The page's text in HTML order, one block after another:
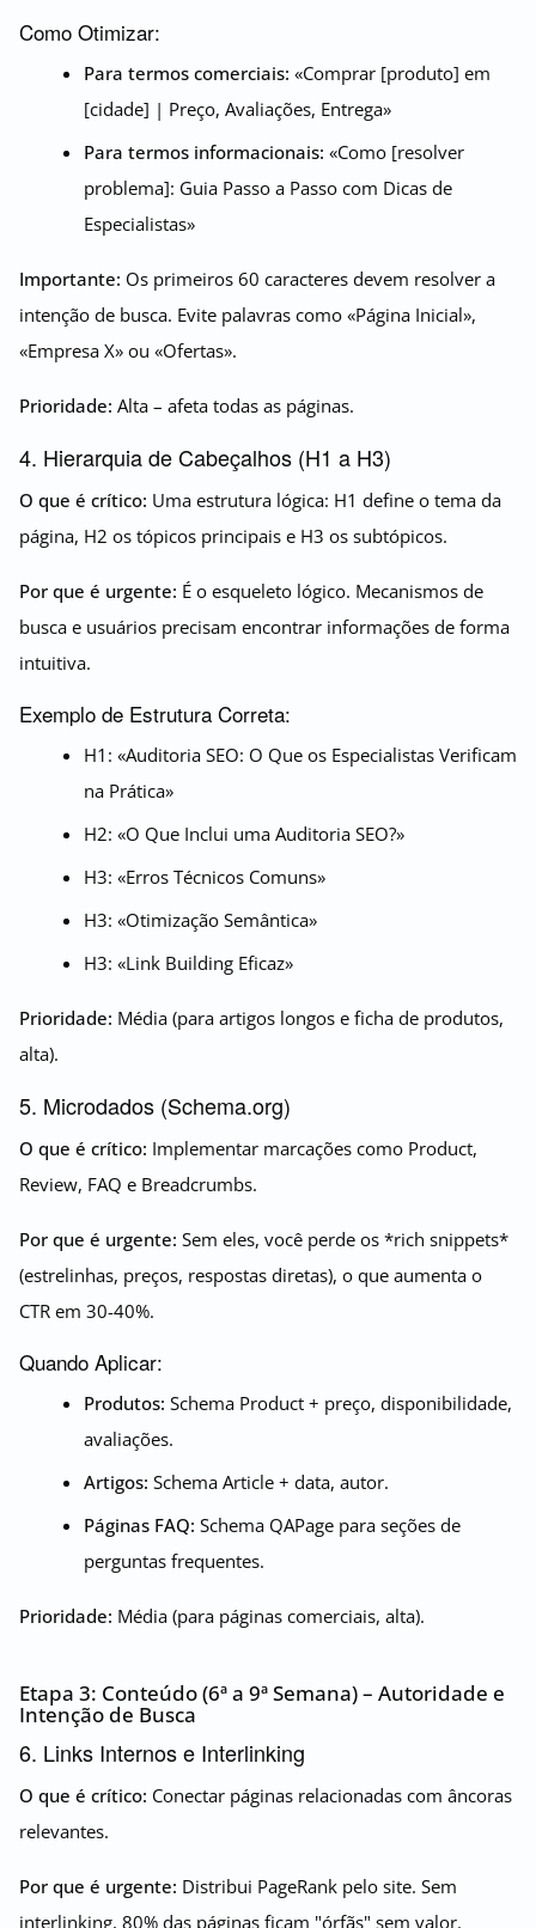
Como Otimizar:
Para termos comerciais: «Comprar [produto] em
[cidade] | Preço, Avaliações, Entrega»
Para termos informacionais: «Como [resolver
problema]: Guia Passo a Passo com Dicas de
Especialistas»
Importante: Os primeiros 60 caracteres devem resolver a
intenção de busca. Evite palavras como «Página Inicial»,
«Empresa X» ou «Ofertas».
Prioridade: Alta – afeta todas as páginas.
4. Hierarquia de Cabeçalhos (H1 a H3)
O que é crítico: Uma estrutura lógica: H1 define o tema da
página, H2 os tópicos principais e H3 os subtópicos.
Por que é urgente: É o esqueleto lógico. Mecanismos de
busca e usuários precisam encontrar informações de forma
intuitiva.
Exemplo de Estrutura Correta:
H1: «Auditoria SEO: O Que os Especialistas Verificam
na Prática»
H2: «O Que Inclui uma Auditoria SEO?»
H3: «Erros Técnicos Comuns»
H3: «Otimização Semântica»
H3: «Link Building Eficaz»
Prioridade: Média (para artigos longos e ficha de produtos,
alta).
5. Microdados (Schema.org)
O que é crítico: Implementar marcações como Product,
Review, FAQ e Breadcrumbs.
Por que é urgente: Sem eles, você perde os *rich snippets*
(estrelinhas, preços, respostas diretas), o que aumenta o
CTR em 30-40%.
Quando Aplicar:
Produtos: Schema Product + preço, disponibilidade,
avaliações.
Artigos: Schema Article + data, autor.
Páginas FAQ: Schema QAPage para seções de
perguntas frequentes.
Prioridade: Média (para páginas comerciais, alta).
Etapa 3: Conteúdo (6ª a 9ª Semana) – Autoridade e
Intenção de Busca
6. Links Internos e Interlinking
O que é crítico: Conectar páginas relacionadas com âncoras
relevantes.
Por que é urgente: Distribui PageRank pelo site. Sem
interlinking, 80% das páginas ficam "órfãs" sem valor.